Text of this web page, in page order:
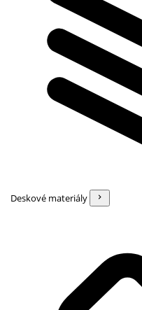
Deskové materiály